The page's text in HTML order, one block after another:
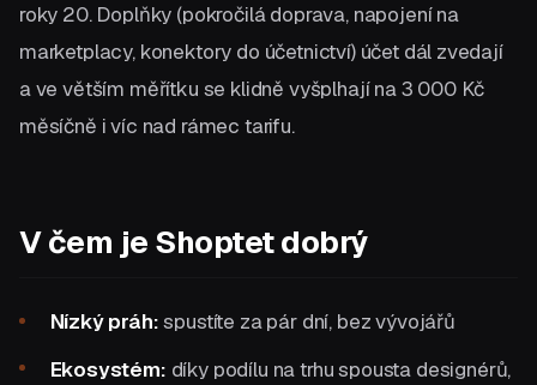
roky 20. Doplňky (pokročilá doprava, napojení na
marketplacy, konektory do účetnictví) účet dál zvedají
a ve větším měřítku se klidně vyšplhají na 3 000 Kč
měsíčně i víc nad rámec tarifu.
V čem je Shoptet dobrý
Nízký práh:spustíte za pár dní, bez vývojářů
Ekosystém: díky podílu na trhu spousta designérů,